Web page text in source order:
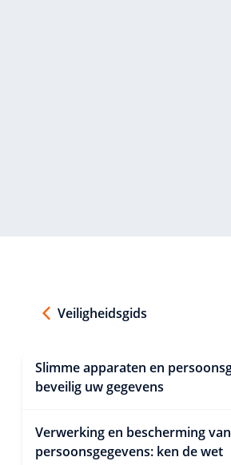
Veiligheidsgids
Slimme apparaten en
beveilig uw gegevens
Verwerking en bescherming van
persoonsgegevens: ken de wet